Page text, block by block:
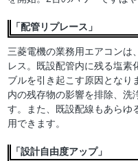
「配管リプレース」
三菱電機の業務用エアコンは
レス。既設配管内に残る塩素
ブルを引き起こす原因となり
内の残存物の影響を排除、洗
す。また、既設配線もあらゆ
用できます。
「設計自由度アップ」